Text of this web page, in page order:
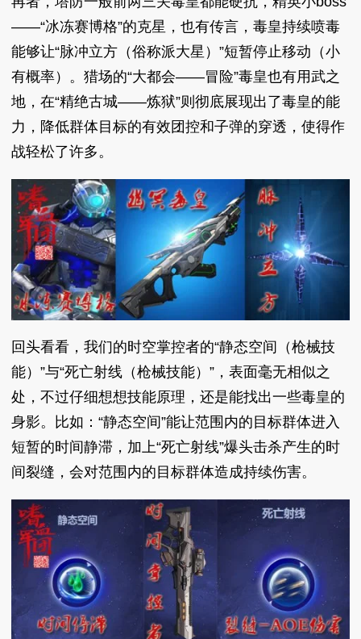
——“冰冻赛博格”的克星，也有传言，毒皇持续喷毒
能够让“脉冲立方（俗称派大星）”短暂停止移动（小
有概率）。猎场的“大都会——冒险”毒皇也有用武之
地，在“精绝古城——炼狱”则彻底展现出了毒皇的能
力，降低群体目标的有效团控和子弹的穿透，使得作
战轻松了许多。
回头看看，我们的时空掌控者的“静态空间（枪械技
能）”与“死亡射线（枪械技能）”，表面毫无相似之
处，不过仔细想想技能原理，还是能找出一些毒皇的
身影。比如：“静态空间”能让范围内的目标群体进入
短暂的时间静滞，加上“死亡射线”爆头击杀产生的时
间裂缝，会对范围内的目标群体造成持续伤害。